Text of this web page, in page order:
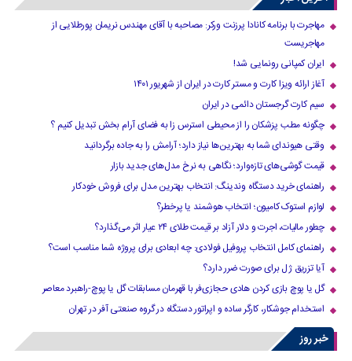
مهاجرت با برنامه کانادا پرزنت ورکر: مصاحبه با آقای مهندس نریمان پورطلایی از
مهاجریست
ایران کمپانی رونمایی شد!
آغاز ارائه ویزا کارت و مستر کارت در ایران از شهریور ۱۴۰۱
سیم کارت گرجستان دائمی در ایران
چگونه مطب پزشکان را از محیطی استرس زا به فضای آرام بخش تبدیل کنیم ؟
وقتی هیوندای شما به بهترین‌ها نیاز دارد؛ آرامش را به جاده برگردانید
قیمت گوشی‌های تازه‌وارد؛ نگاهی به نرخ مدل‌های جدید بازار
راهنمای خرید دستگاه وندینگ: انتخاب بهترین مدل برای فروش خودکار
لوازم استوک کامیون؛ انتخاب هوشمند یا پرخطر؟
چطور مالیات، اجرت و دلار آزاد بر قیمت طلای ۲۴ عیار اثر می‌گذارد؟
راهنمای کامل انتخاب پروفیل فولادی: چه ابعادی برای پروژه شما مناسب است؟
آیا تزریق ژل برای صورت ضرر دارد​؟
گل یا پوچ بازی کردن هادی حجازی‌فر با قهرمان مسابقات گل یا پوچ-راهبرد معاصر
استخدام جوشکار، کارگر ساده و اپراتور دستگاه در گروه صنعتی آفر در تهران
خبر روز